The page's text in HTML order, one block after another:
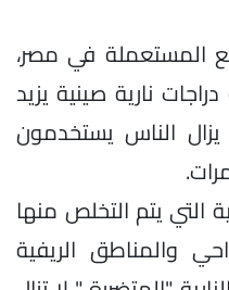
المستعملة في مصر،
نارية صينية يزيد
ولا يزال الناس يستخدمون
التي يتم التخلص منها
والمناطق الريفية